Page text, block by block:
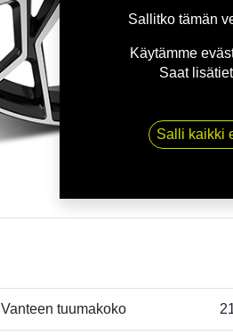
Vanteen tuumakoko
Sallitko tämän
Käytämme
Saat
Salli kaikki